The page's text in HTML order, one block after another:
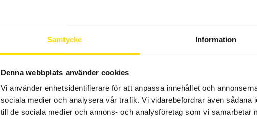
Samtycke Information
Denna webbplats använder cookies
Vi använder enhetsidentifierare för att anpassa innehållet och
sociala medier och analysera vår trafik. Vi vidarebefordrar även sådana
till de sociala medier och annons- och analysföretag som vi